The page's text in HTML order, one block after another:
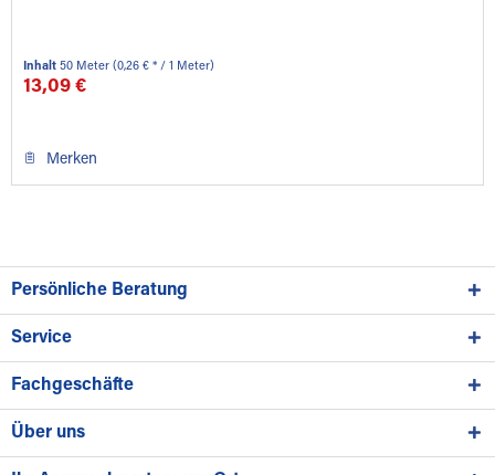
Inhalt50 Meter(0,26 € * / 1 Meter)
13,09 €
Merken
Persönliche Beratung
Service
Fachgeschäfte
Über uns